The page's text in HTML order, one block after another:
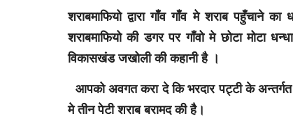
शराबमाफियो द्वारा गाँव गाँव मे शराब पहुँचाने
शराबमाफियो की डगर पर गाँवो मे छोटा मोटा
विकासखंड जखोली की कहानी है ।
आपको अवगत करा दे कि भरदार पट्टी के
मे तीन पेटी शराब बरामद की है।